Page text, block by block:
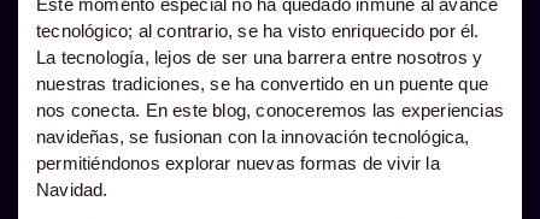
tecnológico; al contrario, se ha visto enriquecido por él.
La tecnología, lejos de ser una barrera entre nosotros y
nuestras tradiciones, se ha convertido en un puente que
nos conecta. En este blog, conoceremos las experiencias
navideñas, se fusionan con la innovación tecnológica,
permitiéndonos explorar nuevas formas de vivir la
Navidad.